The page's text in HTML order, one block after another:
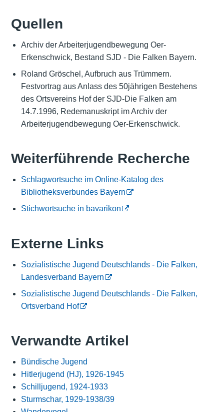
Quellen
Archiv der Arbeiterjugendbewegung Oer-
Erkenschwick, Bestand SJD - Die Falken Bayern.
Roland Gröschel, Aufbruch aus Trümmern.
Festvortrag aus Anlass des 50jährigen Bestehens
des Ortsvereins Hof der SJD-Die Falken am
14.7.1996, Redemanuskript im Archiv der
Arbeiterjugendbewegung Oer-Erkenschwick.
Weiterführende Recherche
Schlagwortsuche im Online-Katalog des
Bibliotheksverbundes Bayern
Stichwortsuche in bavarikon
Externe Links
Sozialistische Jugend Deutschlands - Die Falken,
Landesverband Bayern
Sozialistische Jugend Deutschlands - Die Falken,
Ortsverband Hof
Verwandte Artikel
Bündische Jugend
Hitlerjugend (HJ), 1926-1945
Schilljugend, 1924-1933
Sturmschar, 1929-1938/39